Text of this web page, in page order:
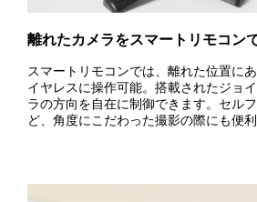
離れたカメラをスマートリモコン
スマートリモコンでは、離れた位置に
イヤレスに操作可能。搭載されたジョ
ラの方向を自在に制御できます。セル
ど、角度にこだわった撮影の際にも便利